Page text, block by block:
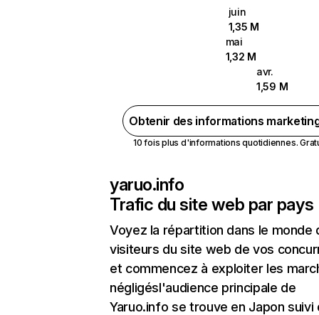
juin
1,35 M
mai
1,32 M
avr.
1,59 M
Obtenir des informations
10 fois plus d'informations quotidiennes.
yaruo.info
Trafic du site web par pays
Voyez la répartition dans le monde
visiteurs du site web de vos
et commencez à exploiter les
négligésl'audience principale de
Yaruo.info se trouve en Japon suivi